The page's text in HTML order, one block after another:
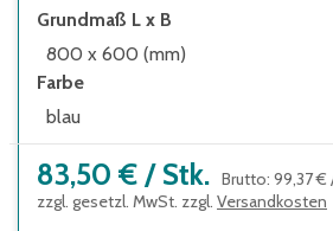
Grundmaß L x B
800 x 600 (mm)
Farbe
blau
83,50 € / Stk. Brutto: 99,37 €
zzgl. gesetzl. MwSt. zzgl. Versandkosten